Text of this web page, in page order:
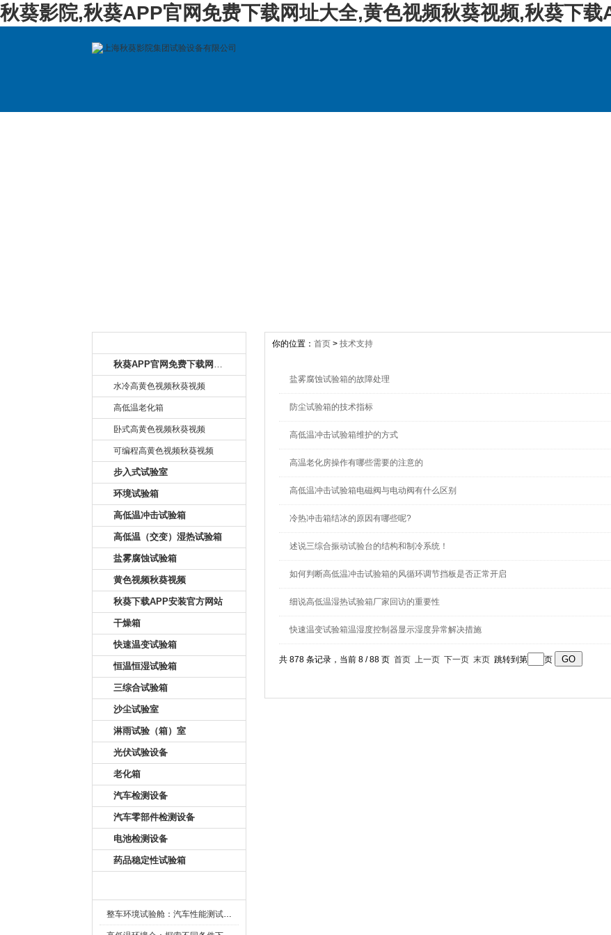
秋葵影院,秋葵APP官网免费下载网址大全,黄色视频秋葵视频,秋葵下载
秋葵APP官网免费下载网址大全
水冷高黄色视频秋葵视频
高低温老化箱
卧式高黄色视频秋葵视频
可编程高黄色视频秋葵视频
步入式试验室
环境试验箱
高低温冲击试验箱
高低温（交变）湿热试验箱
盐雾腐蚀试验箱
黄色视频秋葵视频
秋葵下载APP安装官方网站
干燥箱
快速温变试验箱
恒温恒湿试验箱
三综合试验箱
沙尘试验室
淋雨试验（箱）室
光伏试验设备
老化箱
汽车检测设备
汽车零部件检测设备
电池检测设备
药品稳定性试验箱
整车环境试验舱：汽车性能测试的设备
你的位置： 首页 > 技术支持
盐雾腐蚀试验箱的故障处理
防尘试验箱的技术指标
高低温冲击试验箱维护的方式
高温老化房操作有哪些需要的注意的
高低温冲击试验箱电磁阀与电动阀有什么区别
冷热冲击箱结冰的原因有哪些呢?
述说三综合振动试验台的结构和制冷系统！
如何判断高低温冲击试验箱的风循环调节挡板是否正常开启
细说高低温湿热试验箱厂家回访的重要性
快速温变试验箱温湿度控制器显示湿度异常解决措施
共 878 条记录，当前 8 / 88 页 首页 上一页 下一页 末页 跳转到第 页